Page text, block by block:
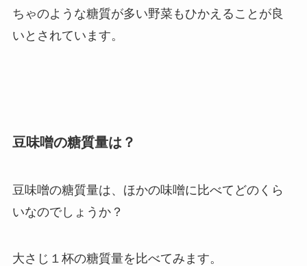
ちゃのような糖質が多い野菜もひかえることが良
いとされています。
豆味噌の糖質量は？
豆味噌の糖質量は、ほかの味噌に比べてどのくら
いなのでしょうか？
大さじ１杯の糖質量を比べてみます。